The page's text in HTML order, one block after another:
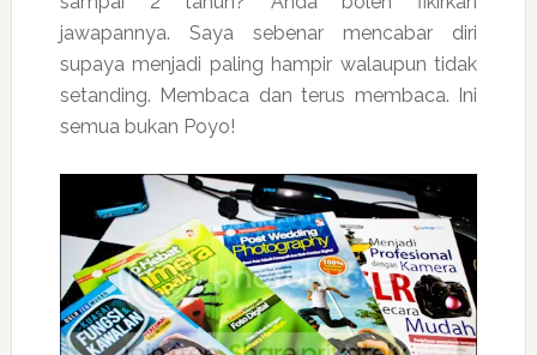
jawapannya. Saya sebenar mencabar diri
supaya menjadi paling hampir walaupun tidak
setanding. Membaca dan terus membaca. Ini
semua bukan Poyo!